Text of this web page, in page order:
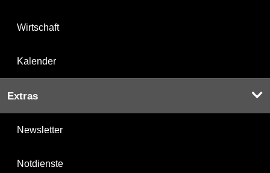
Wirtschaft
Kalender
Extras
Newsletter
Notdienste